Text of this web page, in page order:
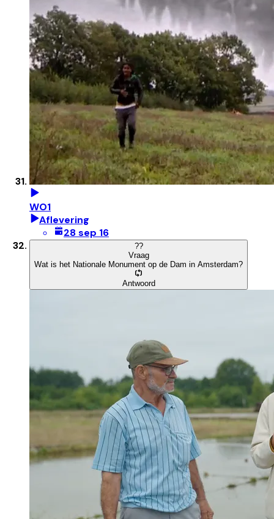
WO1
Aflevering
28 sep 16
??
Vraag
Wat is het Nationale Monument op de Dam in Amsterdam?
Antwoord